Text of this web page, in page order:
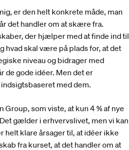
er den helt konkrete måde, man
det handler om at skære fra.
der hjælper med at finde ind til
hvad skal være på plads for, at det
niveau og bidrager med
de gode idéer. Men det er
med dem.
som viste, at kun 4 % af nye
gælder i erhvervslivet, men vi kan
helt klare årsager til, at idéer ikke
fra kurset, at det handler om at